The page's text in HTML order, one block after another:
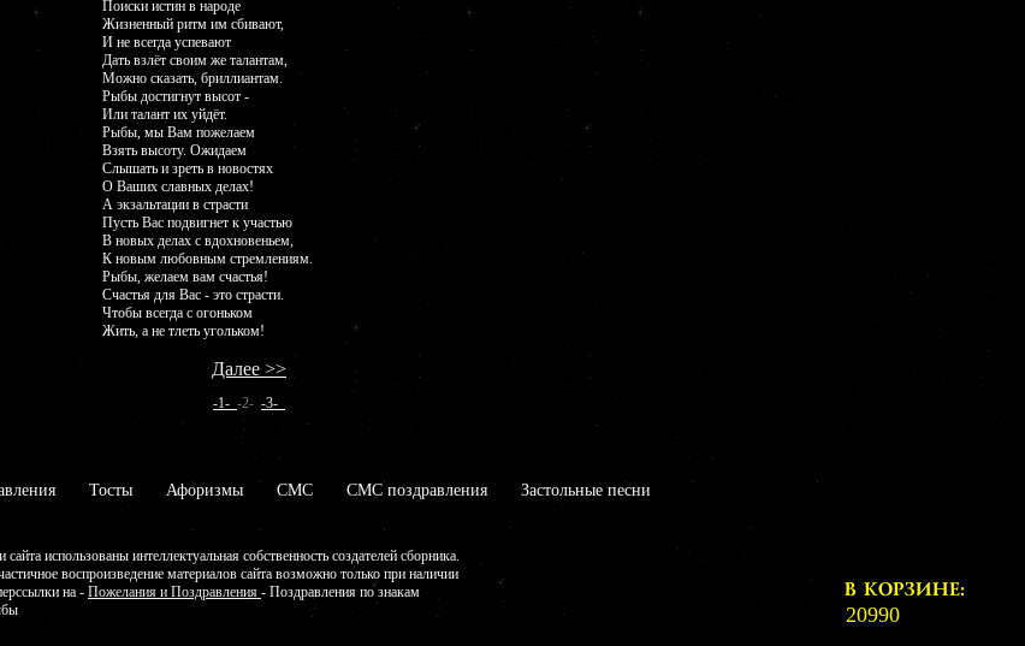
Поиски истин в народе
Жизненный ритм им сбивают,
И не всегда успевают
Дать взлёт своим же талантам,
Можно сказать, бриллиантам.
Рыбы достигнут высот -
Или талант их уйдёт.
Рыбы, мы Вам пожелаем
Взять высоту. Ожидаем
Слышать и зреть в новостях
О Ваших славных делах!
А экзальтации в страсти
Пусть Вас подвигнет к участью
В новых делах с вдохновеньем,
К новым любовным стремлениям.
Рыбы, желаем вам счастья!
Счастья для Вас - это страсти.
Чтобы всегда с огоньком
Жить, а не тлеть угольком!
Далее >>
-1- -2- -3-
Тосты Афоризмы СМС СМС поздравления Застольные песни
сайта использованы интеллектуальная собственность создателей сборника.
воспроизведение материалов сайта возможно только при наличии
на - Пожелания и Поздравления - Поздравления по знакам
В КОРЗИНЕ:
20990